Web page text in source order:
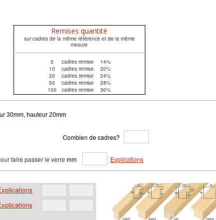
Remises quantité
sur cadres de la même référence et de la même
mesure
5 cadres remise
14%
10
cadres remise
20%
20
cadres remise
24%
50
cadres remise
28%
100
cadres remise 30%
30mm, hauteur 20mm
Combien de cadres?
faire passer le verre mm Explications